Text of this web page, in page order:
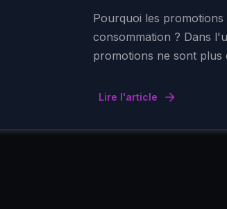
Pourquoi les
consommation ? Dans
promotions ne sont plus
Lire l'article